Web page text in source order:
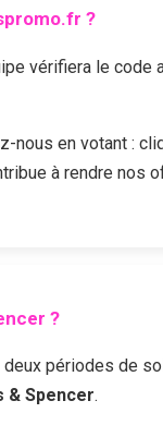
?
vérifiera le code
nous en votant :
à rendre nos
?
périodes de
& Spencer.